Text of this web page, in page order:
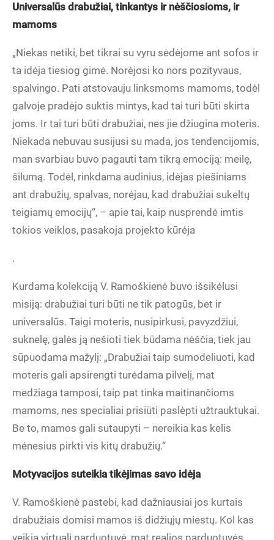
Universalūs drabužiai, tinkantys ir nėščiosioms, ir
mamoms
„Niekas netiki, bet tikrai su vyru sėdėjome ant sofos ir
ta idėja tiesiog gimė. Norėjosi ko nors pozityvaus,
spalvingo. Pati atstovauju linksmoms mamoms, todėl
galvoje pradėjo suktis mintys, kad tai turi būti skirta
joms. Ir tai turi būti drabužiai, nes jie džiugina moteris.
Niekada nebuvau susijusi su mada, jos tendencijomis,
man svarbiau buvo pagauti tam tikrą emociją: meilę,
šilumą. Todėl, rinkdama audinius, idėjas piešiniams
ant drabužių, spalvas, norėjau, kad drabužiai sukeltų
teigiamų emocijų“, – apie tai, kaip nusprendė imtis
tokios veiklos, pasakoja projekto kūrėja
.
Kurdama kolekciją V. Ramoškienė buvo išsikėlusi
misiją: drabužiai turi būti ne tik patogūs, bet ir
universalūs. Taigi moteris, nusipirkusi, pavyzdžiui,
suknelę, galės ją nešioti tiek būdama nėščia, tiek jau
sūpuodama mažylį: „Drabužiai taip sumodeliuoti, kad
moteris gali apsirengti turėdama pilvelį, mat
medžiaga tamposi, taip pat tinka maitinančioms
mamoms, nes specialiai prisiūti paslėpti užtrauktukai.
Be to, mamos gali sutaupyti – nereikia kas kelis
mėnesius pirkti vis kitų drabužių.“
Motyvacijos suteikia tikėjimas savo idėja
V. Ramoškienė pastebi, kad dažniausiai jos kurtais
drabužiais domisi mamos iš didžiųjų miestų. Kol kas
veikia virtuali parduotuvė, mat realios parduotuvės